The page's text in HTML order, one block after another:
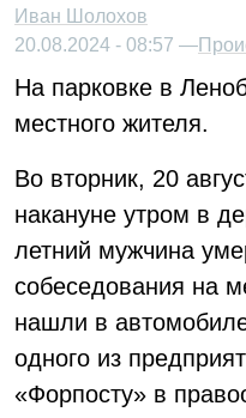
Иван Шолохов
20.08.2024 - 08:57 —
На парковке в
местного жителя.
Во вторник, 20
накануне утром в
летний мужчина
собеседования на
нашли в
одного из
«Форпосту» в